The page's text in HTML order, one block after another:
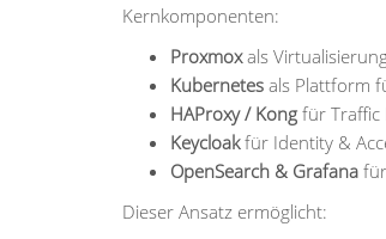
Kernkomponenten:
Proxmoxals
Kubernetes als Plattform
HAProxy / Kong für Traffic
Keycloakfür Identity &
OpenSearch & Grafana
Dieser Ansatz ermöglicht: